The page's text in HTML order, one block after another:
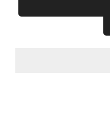
في العراق
في اليمن